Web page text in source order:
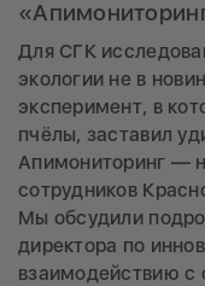
Для СГК
экологии не в
эксперимент, в
пчёлы, заставил
Апимониторинг —
сотрудников
Мы обсудили
директора по
взаимодействию с